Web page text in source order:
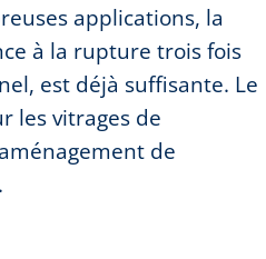
applications, la
à la rupture trois fois
est déjà suffisante. Le
les vitrages de
de